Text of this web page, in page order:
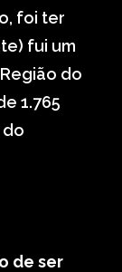
foi ter
fui um
do
1.765
do
de ser